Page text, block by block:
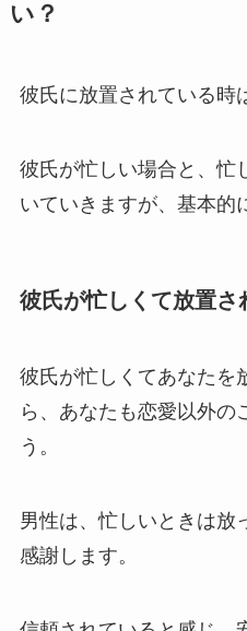
い？
彼氏に放置されている時
彼氏が忙しい場合と、忙
いていきますが、基本的
彼氏が忙しくて放置さ
彼氏が忙しくてあなたを
ら、あなたも恋愛以外の
う。
男性は、忙しいときは放
感謝します。